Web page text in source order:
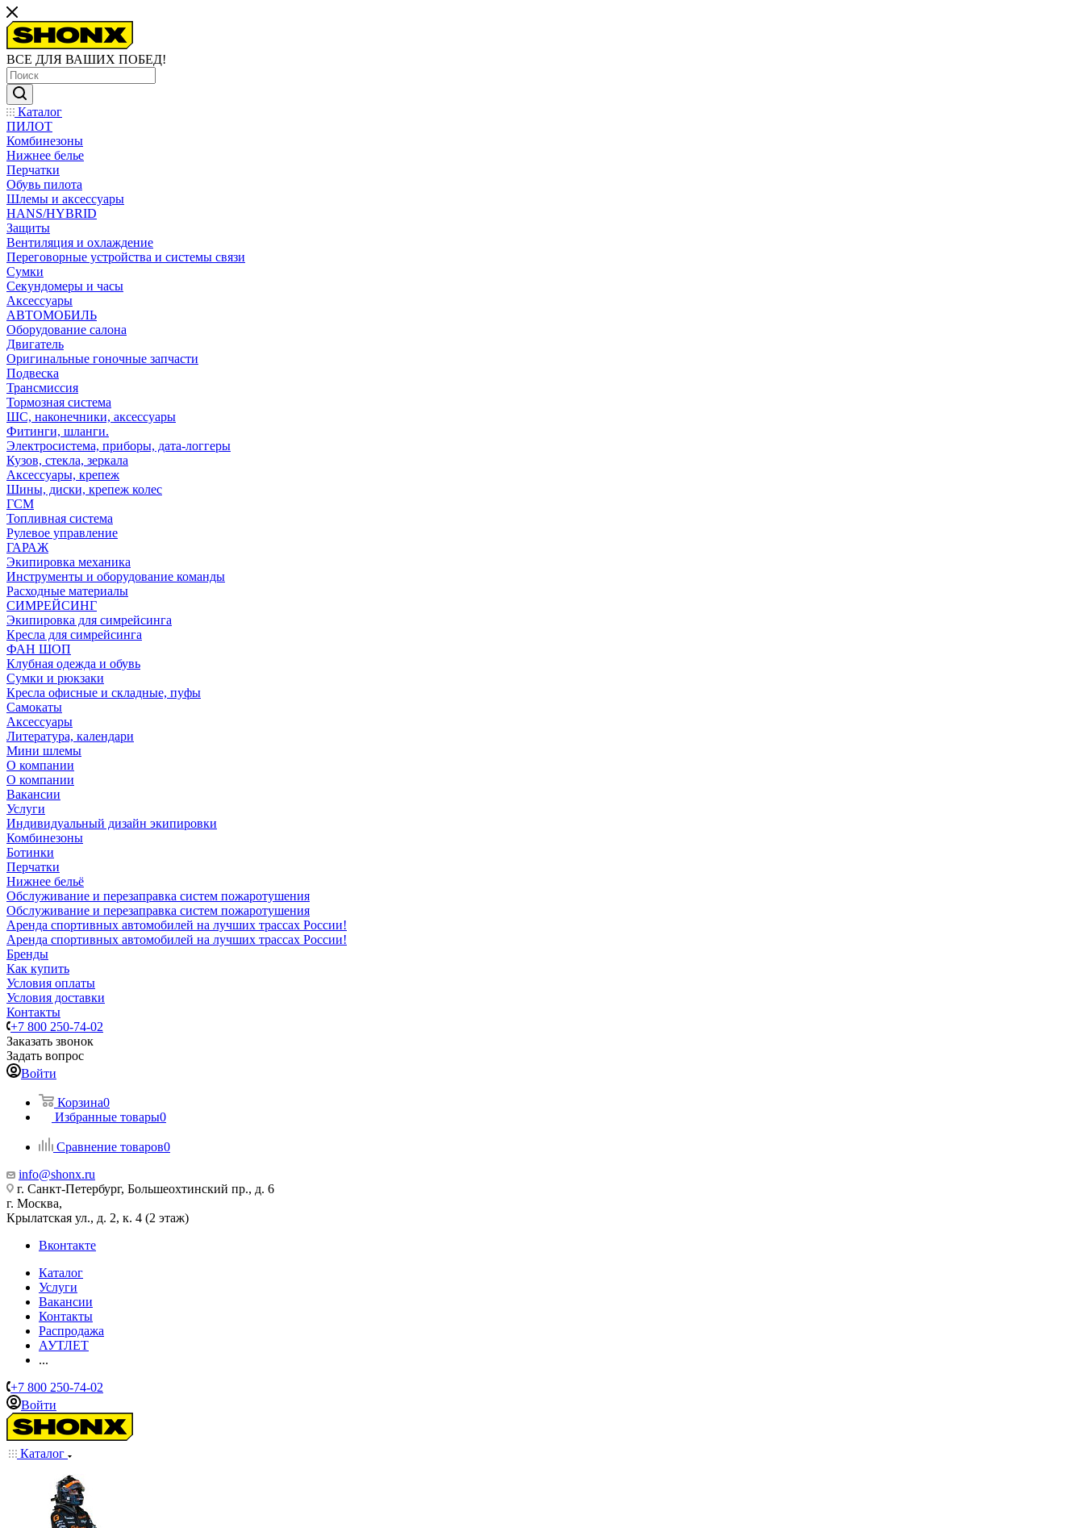
ВСЕ ДЛЯ ВАШИХ ПОБЕД!
Каталог
ПИЛОТ
Комбинезоны
Нижнее белье
Перчатки
Обувь пилота
Шлемы и аксессуары
HANS/HYBRID
Защиты
Вентиляция и охлаждение
Переговорные устройства и системы связи
Сумки
Секундомеры и часы
Аксессуары
АВТОМОБИЛЬ
Оборудование салона
Двигатель
Оригинальные гоночные запчасти
Подвеска
Трансмиссия
Тормозная система
ШС, наконечники, аксессуары
Фитинги, шланги.
Электросистема, приборы, дата-логгеры
Кузов, стекла, зеркала
Аксессуары, крепеж
Шины, диски, крепеж колес
ГСМ
Топливная система
Рулевое управление
ГАРАЖ
Экипировка механика
Инструменты и оборудование команды
Расходные материалы
СИМРЕЙСИНГ
Экипировка для симрейсинга
Кресла для симрейсинга
ФАН ШОП
Клубная одежда и обувь
Сумки и рюкзаки
Кресла офисные и складные, пуфы
Самокаты
Аксессуары
Литература, календари
Мини шлемы
О компании
О компании
Вакансии
Услуги
Индивидуальный дизайн экипировки
Комбинезоны
Ботинки
Перчатки
Нижнее бельё
Обслуживание и перезаправка систем пожаротушения
Обслуживание и перезаправка систем пожаротушения
Аренда спортивных автомобилей на лучших трассах России!
Аренда спортивных автомобилей на лучших трассах России!
Бренды
Как купить
Условия оплаты
Условия доставки
Контакты
+7 800 250-74-02
Заказать звонок
Задать вопрос
Войти
Корзина0
Избранные товары0
Сравнение товаров0
info@shonx.ru
г. Санкт-Петербург, Большеохтинский пр., д. 6
г. Москва,
Крылатская ул., д. 2, к. 4 (2 этаж)
Вконтакте
Каталог
Услуги
Вакансии
Контакты
Распродажа
АУТЛЕТ
...
+7 800 250-74-02
Войти
Каталог